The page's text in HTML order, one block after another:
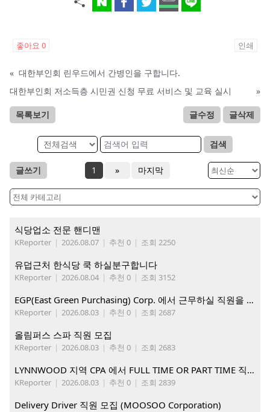
좋아요 0 인쇄
« 대한부인회 린우드에서 간병인을 구합니다.
대한부인회 저소득층 시민권 신청 무료 서비스 및 교육 실시
»
목록보기 글수정 글삭제
검색
글쓰기 1 » 마지막
식당업소 전문 핸디맨
KReporter | 2026.08.07 | 추천 0 | 조회 2250
유덥근처 한식당 쿡 하실분구합니다
KReporter | 2026.08.04 | 추천 0 | 조회 3152
EGP(East Green Purchasing) Corp. 에서 근무하실 직원을 아래와 같이 모집합니다.
KReporter | 2026.08.03 | 추천 0 | 조회 2687
올림퍼스 스파 직원 모집
KReporter | 2026.08.03 | 추천 0 | 조회 2683
LYNNWOOD 지역 CPA 에서 FULL TIME OR PART TIME 직원을 찾습니다
KReporter | 2026.08.03 | 추천 0 | 조회 2839
Delivery Driver 직원 모집 (MOOSOO Corporation)